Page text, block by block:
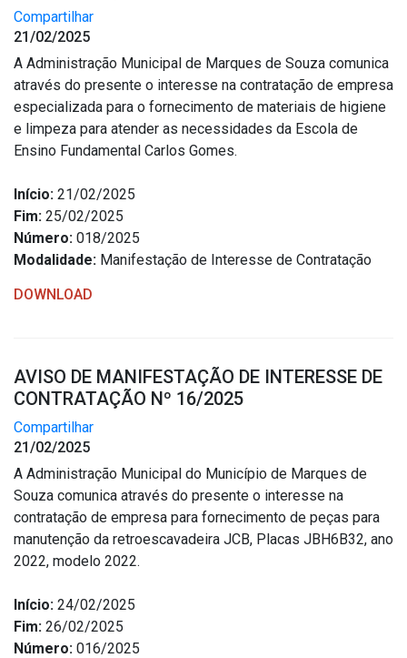
Compartilhar
21/02/2025
A Administração Municipal de Marques de Souza comunica
através do presente o interesse na contratação de empresa
especializada para o fornecimento de materiais de higiene
e limpeza para atender as necessidades da Escola de
Ensino Fundamental Carlos Gomes.
Início: 21/02/2025
Fim: 25/02/2025
Número: 018/2025
Modalidade: Manifestação de Interesse de Contratação
DOWNLOAD
AVISO DE MANIFESTAÇÃO DE INTERESSE DE
CONTRATAÇÃO Nº 16/2025
Compartilhar
21/02/2025
A Administração Municipal do Município de Marques de
Souza comunica através do presente o interesse na
contratação de empresa para fornecimento de peças para
manutenção da retroescavadeira JCB, Placas JBH6B32, ano
2022, modelo 2022.
Início: 24/02/2025
Fim: 26/02/2025
Número: 016/2025